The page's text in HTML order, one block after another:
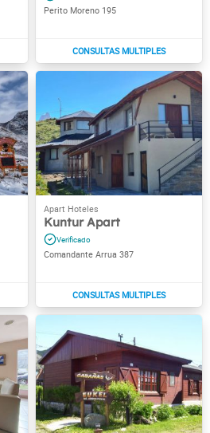
Perito Moreno 195
Kuntur Apart
Comandante Arrua 387